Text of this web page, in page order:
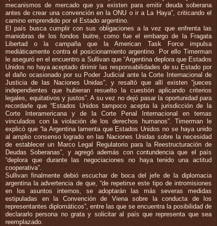
mecanismos de mercado que ya existen para emitir deuda soberana
antes de crear una convención en la ONU o ir a La Haya”, criticando el
camino emprendido por el Estado argentino.
El país busca cumplir con sus obligaciones a la vez que enfrenta las
maniobras de los fondos buitre, como fue el embargo de la Fragata
Libertad o la campaña que la American Task Force impulsa
mediáticamente contra el posicionamiento argentino. Por ello Timerman
le aseguró en el encuentro a Sullivan que “Argentina deplora que Estados
Unidos no haya aceptado dirimir las responsabilidades de su Estado por
el daño ocasionado por su Poder Judicial ante la Corte Internacional de
Justicia de las Naciones Unidas”, y resaltó que allí existen “jueces
independientes que hubieran resuelto la cuestión aplicando criterios
legales, equitativos y justos”. A su vez no dejó pasar la oportunidad para
recordarle que “Estados Unidos tampoco acepta la jurisdicción de la
Corte Interamericana y de la Corte Penal Internacional en temas
vinculados con la violación de los derechos humanos”. Timerman le
explicó que “la Argentina lamenta que Estados Unidos no se haya unido
al amplio consenso logrado en las Naciones Unidas sobre la necesidad
de establecer un Marco Legal Regulatorio para la Reestructuración de
Deudas Soberanas”, y agregó además con contundencia que el país
“deplora que durante las negociaciones no haya tenido una actitud
cooperativa”.
Sullivan finalmente debió escuchar de boca del jefe de la diplomacia
argentina la advertencia de que, “de repetirse este tipo de intromisiones
en los asuntos internos, se adoptarán las más severas medidas
estipuladas en la Convención de Viena sobre la conducta de los
representantes diplomáticos”, entre las que se encuentra la posibilidad de
declararlo persona no grata y solicitar al país que representa que sea
reemplazado.